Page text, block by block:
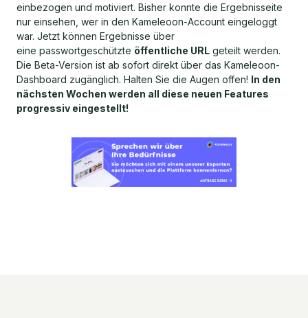
einbezogen und motiviert. Bisher konnte die Ergebnisseite
nur einsehen, wer in den Kameleoon-Account eingeloggt
war. Jetzt können Ergebnisse über
eine passwortgeschützte öffentliche URL geteilt werden.
Die Beta-Version ist ab sofort direkt über das Kameleoon-
Dashboard zugänglich. Halten Sie die Augen offen! In den
nächsten Wochen werden all diese neuen Features
progressiv eingestellt!